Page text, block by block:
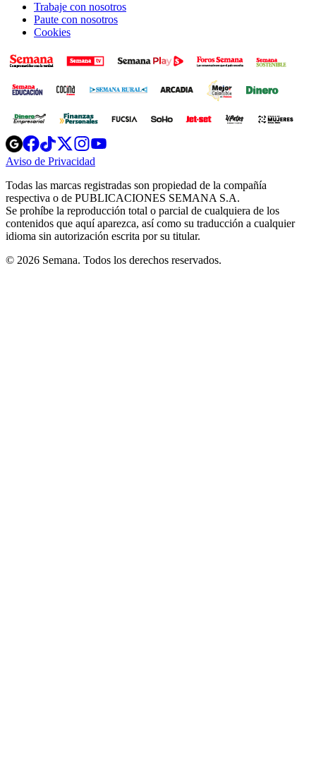
Trabaje con nosotros
Paute con nosotros
Cookies
Opens
in
new
Opens
in
new
Opens
in
new
window
Opens
new
windowwindow
Aviso de Privacidad
new
window
Todas las marcas registradas son propiedad de la compañía
respectiva o de PUBLICACIONES SEMANA S.A.
Se prohíbe la reproducción total o parcial de cualquiera de los
contenidos que aquí aparezca, así como su traducción a cualquier
idioma sin autorización escrita por su titular.
© 2026 Semana. Todos los derechos reservados.